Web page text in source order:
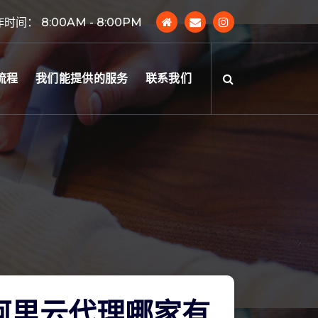
时间： 8:00AM - 8:00PM
程 我们能提供的服务 联系我们